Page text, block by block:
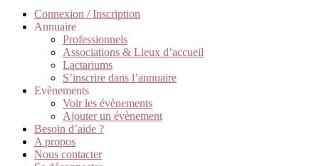
Connexion / Inscription
Annuaire
Professionnels
Associations & Lieux d’accueil
Lactariums
S’inscrire dans l’annuaire
Evènements
Voir les évènements
Ajouter un évènement
Besoin d’aide ?
A propos
Nous contacter